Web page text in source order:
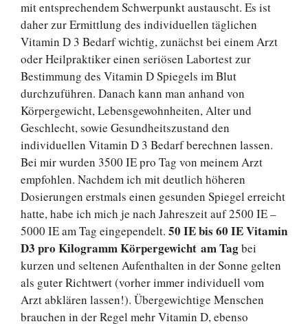
mit entsprechendem Schwerpunkt austauscht. Es ist
daher zur Ermittlung des individuellen täglichen
Vitamin D 3 Bedarf wichtig, zunächst bei einem Arzt
oder Heilpraktiker einen seriösen Labortest zur
Bestimmung des Vitamin D Spiegels im Blut
durchzuführen. Danach kann man anhand von
Körpergewicht, Lebensgewohnheiten, Alter und
Geschlecht, sowie Gesundheitszustand den
individuellen Vitamin D 3 Bedarf berechnen lassen.
Bei mir wurden 3500 IE pro Tag von meinem Arzt
empfohlen. Nachdem ich mit deutlich höheren
Dosierungen erstmals einen gesunden Spiegel erreicht
hatte, habe ich mich je nach Jahreszeit auf 2500 IE –
5000 IE am Tag eingependelt. 50 IE bis 60 IE Vitamin
D3 pro Kilogramm Körpergewicht am Tagbei
kurzen und seltenen Aufenthalten in der Sonne gelten
als guter Richtwert (vorher immer individuell vom
Arzt abklären lassen!). Übergewichtige Menschen
brauchen in der Regel mehr Vitamin D, ebenso